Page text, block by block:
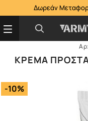
Δωρεάν
ΚΡΈΜΑ
-10%